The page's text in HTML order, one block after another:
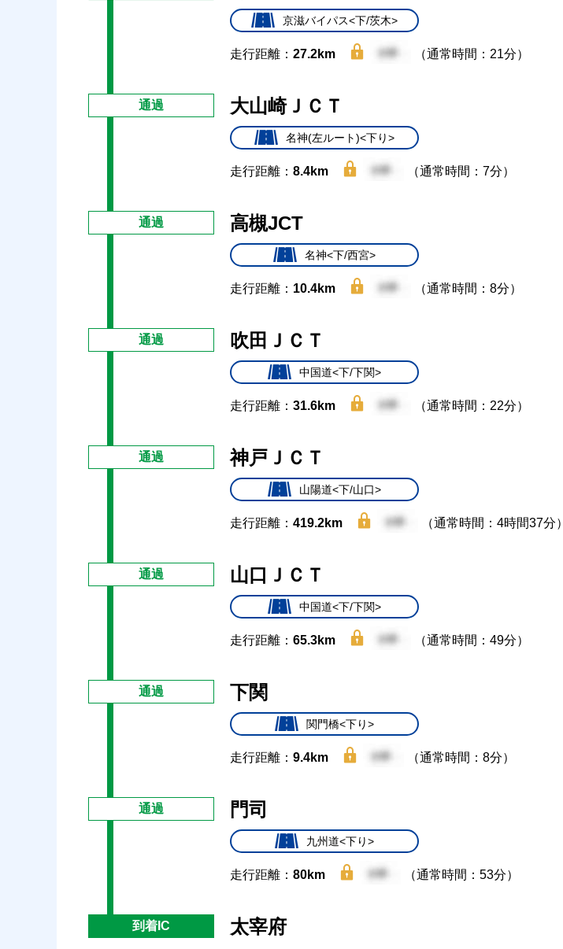
京滋バイパス<下/茨木>
走行距離： 27.2km （通常時間：21分）
通過 大山崎ＪＣＴ
名神(左ルート)<下り>
走行距離： 8.4km （通常時間：7分）
通過 高槻JCT
名神<下/西宮>
走行距離： 10.4km （通常時間：8分）
通過 吹田ＪＣＴ
中国道<下/下関>
走行距離： 31.6km （通常時間：22分）
通過 神戸ＪＣＴ
山陽道<下/山口>
走行距離： 419.2km （通常時間：4時間37分）
通過 山口ＪＣＴ
中国道<下/下関>
走行距離： 65.3km （通常時間：49分）
通過 下関
関門橋<下り>
走行距離： 9.4km （通常時間：8分）
通過 門司
九州道<下り>
走行距離： 80km （通常時間：53分）
到着IC 太宰府